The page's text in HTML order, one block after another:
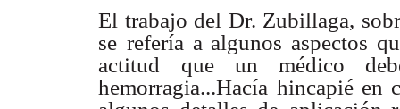
El trabajo del Dr. Zubillaga,
se refería a algunos aspectos
actitud
que un médico
hemorragia...Hacía hincapié en